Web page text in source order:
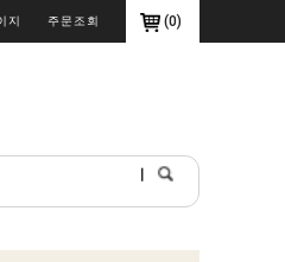
(0)
지 주문조회